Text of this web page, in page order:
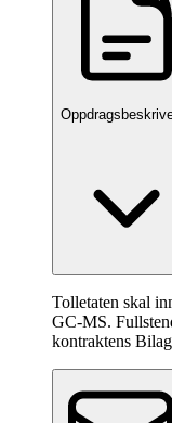
Tolletaten skal
GC-MS.
kontraktens